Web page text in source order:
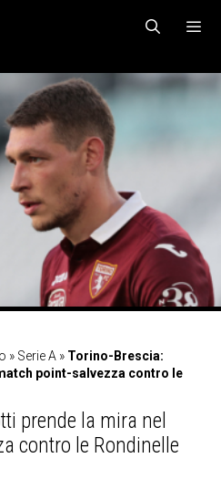
MENU
» Serie A » Torino-Brescia:
point-salvezza contro le
prende la mira nel
contro le Rondinelle